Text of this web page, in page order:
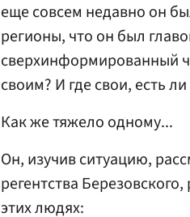
еще совсем недавно он
регионы, что он был
сверхинформированный
своим? И где свои, есть
Как же тяжело одному...
Он, изучив ситуацию,
регентства
этих людях: